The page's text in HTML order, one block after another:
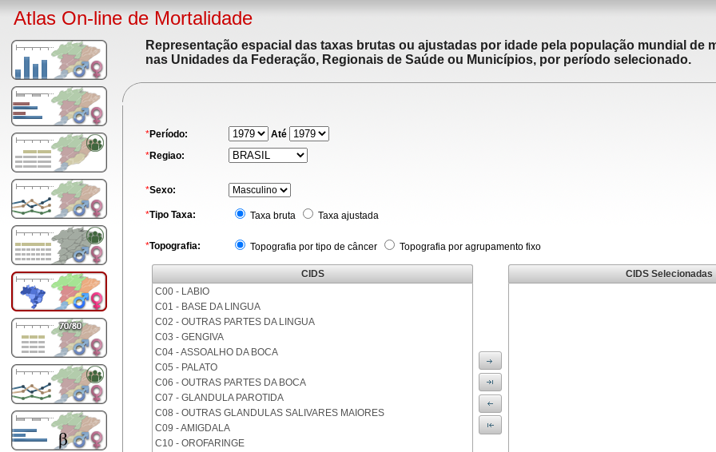
Atlas On-line de Mortalidade
Representação espacial das taxas brutas ou ajustadas por idade pela população mundial de
nas Unidades da Federação, Regionais de Saúde ou Municípios, por período selecionado.
*Período:
Até
*Regiao:
*Sexo:
*Tipo Taxa: Taxa bruta Taxa ajustada
*Topografia: Topografia por tipo de câncer Topografia por agrupamento fixo
CIDS
C00 - LABIO
C01 - BASE DA LINGUA
C02 - OUTRAS PARTES DA LINGUA
C03 - GENGIVA
C04 - ASSOALHO DA BOCA
C05 - PALATO
C06 - OUTRAS PARTES DA BOCA
C07 - GLANDULA PAROTIDA
C08 - OUTRAS GLANDULAS SALIVARES MAIORES
C09 - AMIGDALA
C10 - OROFARINGE
CIDS Selecionadas